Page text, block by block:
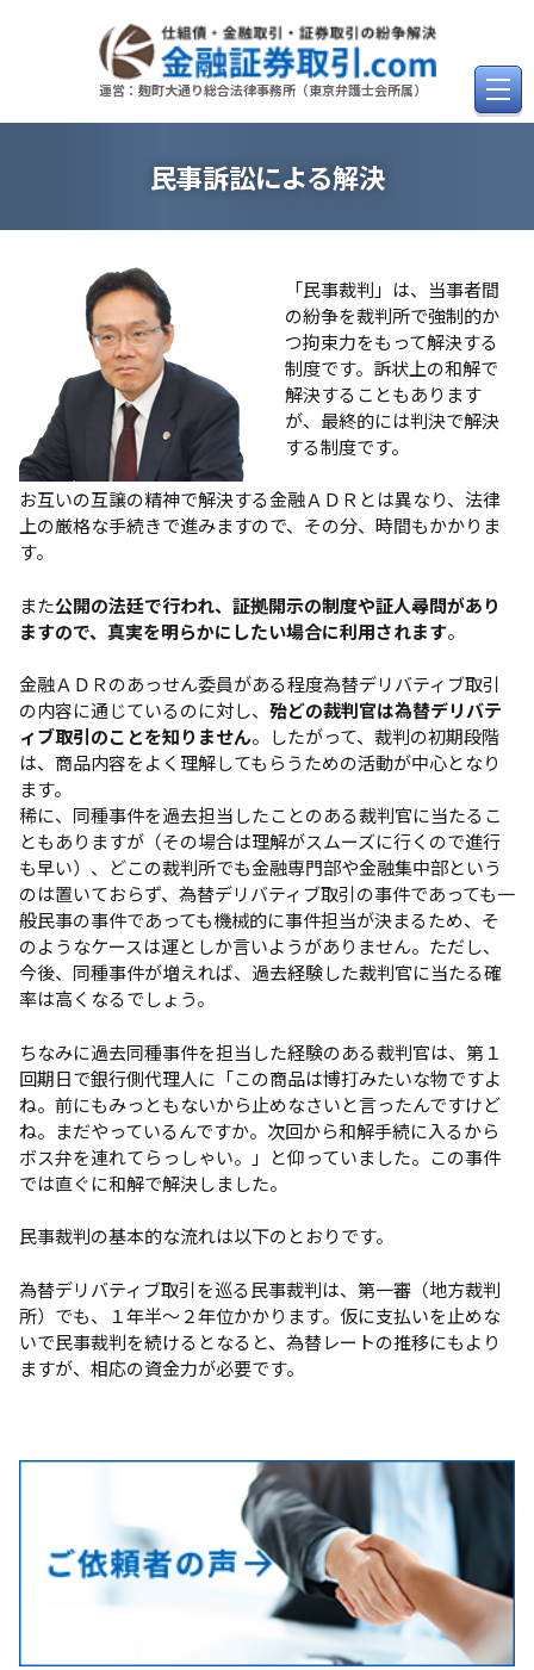
運営：麹町大通り総合法律事務所（東京弁護士会所属）
民事訴訟による解決
「民事裁判」は、当事者間
の紛争を裁判所で強制的か
つ拘束力をもって解決する
制度です。訴状上の和解で
解決することもあります
が、最終的には判決で解決
する制度です。
お互いの互譲の精神で解決する金融ＡＤＲとは異なり、法律
上の厳格な手続きで進みますので、その分、時間もかかりま
す。
また公開の法廷で行われ、証拠開示の制度や証人尋問があり
ますので、真実を明らかにしたい場合に利用されます。
金融ＡＤＲのあっせん委員がある程度為替デリバティブ取引
の内容に通じているのに対し、 殆どの裁判官は為替デリバテ
ィブ取引のことを知りません。したがって、裁判の初期段階
は、商品内容をよく理解してもらうための活動が中心となり
ます。
稀に、同種事件を過去担当したことのある裁判官に当たるこ
ともありますが（その場合は理解がスムーズに行くので進行
も早い）、どこの裁判所でも金融専門部や金融集中部という
のは置いておらず、為替デリバティブ取引の事件であっても一
般民事の事件であっても機械的に事件担当が決まるため、そ
のようなケースは運としか言いようがありません。ただし、
今後、同種事件が増えれば、過去経験した裁判官に当たる確
率は高くなるでしょう。
ちなみに過去同種事件を担当した経験のある裁判官は、第１
回期日で銀行側代理人に「この商品は博打みたいな物ですよ
ね。前にもみっともないから止めなさいと言ったんですけど
ね。まだやっているんですか。次回から和解手続に入るから
ボス弁を連れてらっしゃい。」と仰っていました。この事件
では直ぐに和解で解決しました。
民事裁判の基本的な流れは以下のとおりです。
為替デリバティブ取引を巡る民事裁判は、第一審（地方裁判
所）でも、１年半～２年位かかります。仮に支払いを止めな
いで民事裁判を続けるとなると、為替レートの推移にもより
ますが、相応の資金力が必要です。